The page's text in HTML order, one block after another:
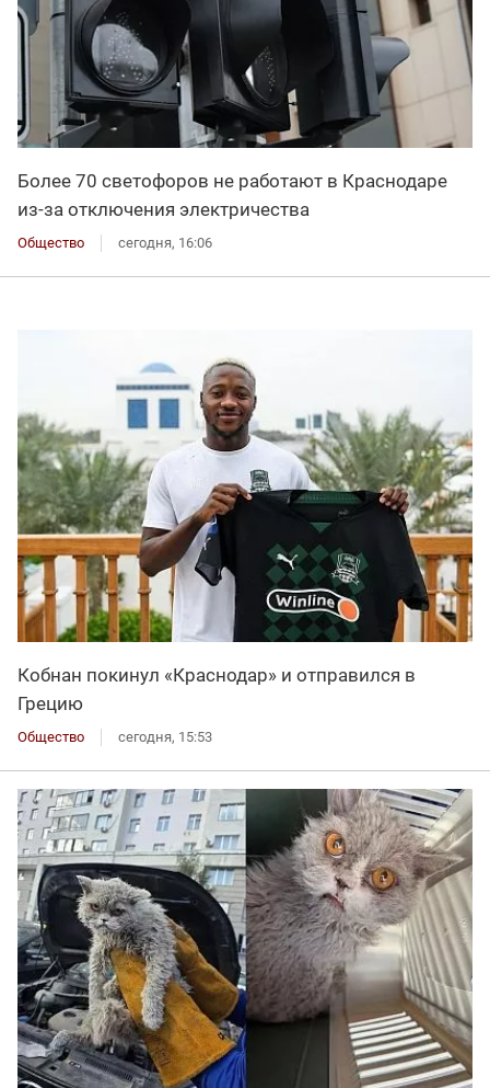
Более 70 светофоров не работают в Краснодаре
из-за отключения электричества
Общество сегодня, 16:06
Кобнан покинул «Краснодар» и отправился в
Грецию
Общество сегодня, 15:53